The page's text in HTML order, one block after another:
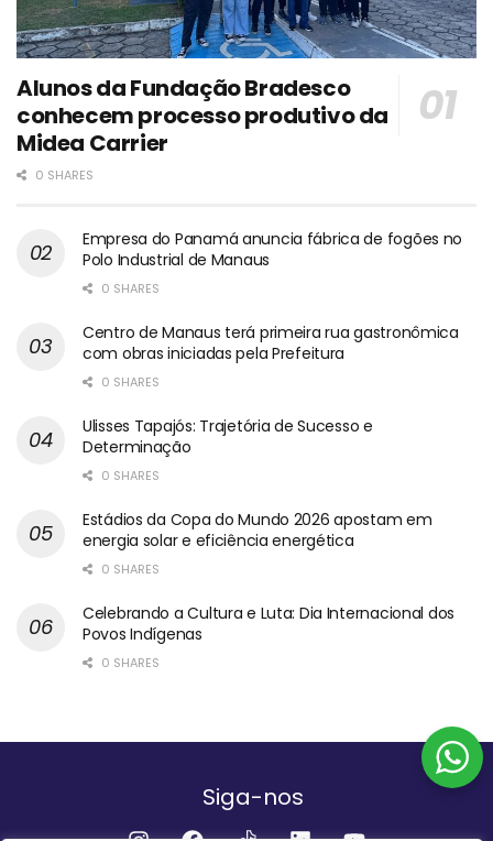
Alunos da Fundação Bradesco
conhecem processo produtivo da
Midea Carrier
0 SHARES
Empresa do Panamá anuncia fábrica de fogões no
Polo Industrial de Manaus
0 SHARES
Centro de Manaus terá primeira rua gastronômica
com obras iniciadas pela Prefeitura
0 SHARES
Ulisses Tapajós: Trajetória de Sucesso e
Determinação
0 SHARES
Estádios da Copa do Mundo 2026 apostam em
energia solar e eficiência energética
0 SHARES
Celebrando a Cultura e Luta: Dia Internacional dos
Povos Indígenas
0 SHARES
Siga-nos